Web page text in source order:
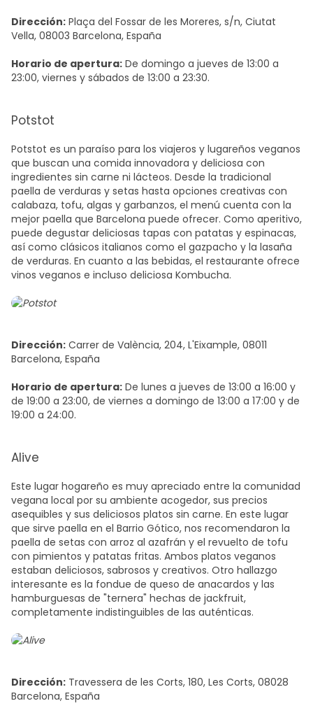
Dirección: Plaça del Fossar de les Moreres, s/n, Ciutat
Vella, 08003 Barcelona, España
Horario de apertura: De domingo a jueves de 13:00 a
23:00, viernes y sábados de 13:00 a 23:30.
Potstot
Potstot es un paraíso para los viajeros y lugareños veganos
que buscan una comida innovadora y deliciosa con
ingredientes sin carne ni lácteos. Desde la tradicional
paella de verduras y setas hasta opciones creativas con
calabaza, tofu, algas y garbanzos, el menú cuenta con la
mejor paella que Barcelona puede ofrecer. Como aperitivo,
puede degustar deliciosas tapas con patatas y espinacas,
así como clásicos italianos como el gazpacho y la lasaña
de verduras. En cuanto a las bebidas, el restaurante ofrece
vinos veganos e incluso deliciosa Kombucha.
Dirección: Carrer de València, 204, L'Eixample, 08011
Barcelona, España
Horario de apertura: De lunes a jueves de 13:00 a 16:00 y
de 19:00 a 23:00, de viernes a domingo de 13:00 a 17:00 y de
19:00 a 24:00.
Alive
Este lugar hogareño es muy apreciado entre la comunidad
vegana local por su ambiente acogedor, sus precios
asequibles y sus deliciosos platos sin carne. En este lugar
que sirve paella en el Barrio Gótico, nos recomendaron la
paella de setas con arroz al azafrán y el revuelto de tofu
con pimientos y patatas fritas. Ambos platos veganos
estaban deliciosos, sabrosos y creativos. Otro hallazgo
interesante es la fondue de queso de anacardos y las
hamburguesas de "ternera" hechas de jackfruit,
completamente indistinguibles de las auténticas.
Dirección: Travessera de les Corts, 180, Les Corts, 08028
Barcelona, España